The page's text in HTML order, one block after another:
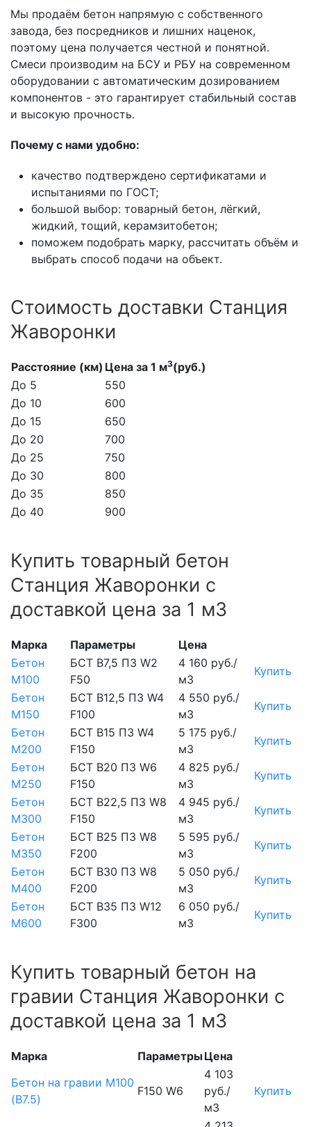
Мы продаём бетон напрямую с собственного
завода, без посредников и лишних наценок,
поэтому цена получается честной и понятной.
Смеси производим на БСУ и РБУ на современном
оборудовании с автоматическим дозированием
компонентов - это гарантирует стабильный состав
и высокую прочность.
Почему с нами удобно:
качество подтверждено сертификатами и
испытаниями по ГОСТ;
большой выбор: товарный бетон, лёгкий,
жидкий, тощий, керамзитобетон;
поможем подобрать марку, рассчитать объём и
выбрать способ подачи на объект.
Стоимость доставки Станция
Жаворонки
Расстояние (км) Цена за 1 м3(руб.)
До 5
550
До 10
600
До 15
650
До 20
700
До 25
750
До 30
800
До 35
850
До 40
900
Купить товарный бетон
Станция Жаворонки с
доставкой цена за 1 м3
Марка Параметры
Цена
Бетон
М100
БСТ В7,5 П3 W2
F50
4 160 руб./
м3
Купить
Бетон
М150
БСТ В12,5 П3 W4
F100
4 550 руб./
м3
Купить
Бетон
М200
БСТ В15 П3 W4
F150
5 175 руб./
м3
Купить
Бетон
М250
БСТ В20 П3 W6
F150
4 825 руб./
м3
Купить
Бетон
М300
БСТ В22,5 П3 W8
F150
4 945 руб./
м3
Купить
Бетон
М350
БСТ В25 П3 W8
F200
5 595 руб./
м3
Купить
Бетон
М400
БСТ В30 П3 W8
F200
5 050 руб./
м3
Купить
Бетон
М600
БСТ В35 П3 W12
F300
6 050 руб./
м3
Купить
Купить товарный бетон на
гравии Станция Жаворонки с
доставкой цена за 1 м3
Марка ПараметрыЦена
Бетон на гравии М100
(B7.5)
F150 W6
4 103
руб./
м3
Купить